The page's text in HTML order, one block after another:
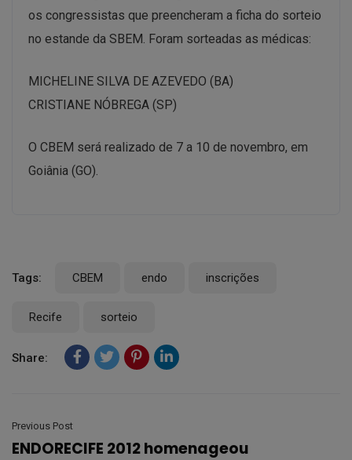
os congressistas que preencheram a ficha do sorteio
no estande da SBEM. Foram sorteadas as médicas:
MICHELINE SILVA DE AZEVEDO (BA)
CRISTIANE NÓBREGA (SP)
O CBEM será realizado de 7 a 10 de novembro, em
Goiânia (GO).
Tags: CBEM endo inscrições
Recife sorteio
Share:
Previous Post
ENDORECIFE 2012 homenageou